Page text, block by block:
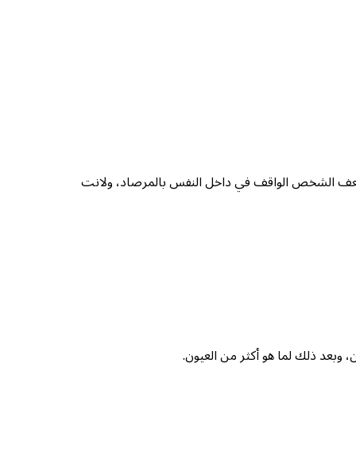
ضعف الشخص الواقف في داخل النفس بالمرصاد، ولانت
وبعد ذلك لما هو أكثر من العيون.